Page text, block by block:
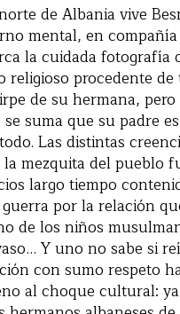
de Albania vive
mental, en
la cuidada
procedente
de su hermana,
suma que su padre
Las distintas
mezquita del pueblo
largo tiempo
por la relación
de los niños
Y uno no sabe si
con sumo respeto
al choque cultural: